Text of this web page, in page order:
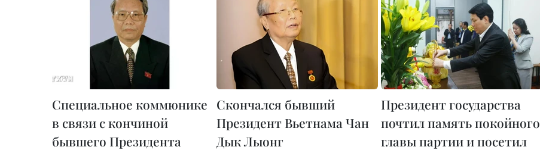
Специальное коммюнике
в связи с кончиной
бывшего Президента
Скончался бывший
Президент Вьетнама Чан
Дык Лыонг
Президент государства
почтил память покойного
главы партии и посетил